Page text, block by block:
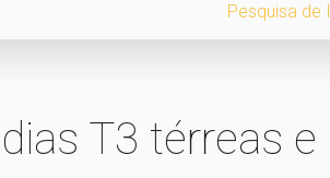
Pesquisa de
T3 térreas